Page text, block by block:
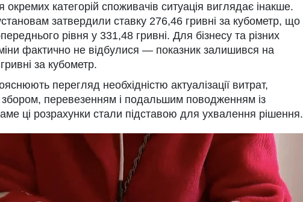
категорій споживачів ситуація виглядає інакше.
затвердили ставку 276,46 гривні за кубометр, що
рівня у 331,48 гривні. Для бізнесу та різних
фактично не відбулися — показник залишився на
за кубометр.
перегляд необхідністю актуалізації витрат,
збором, перевезенням і подальшим поводженням із
ці розрахунки стали підставою для ухвалення рішення.